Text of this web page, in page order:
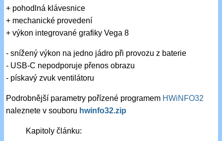
+ pohodlná klávesnice
+ mechanické provedení
+ výkon integrované grafiky Vega 8
- snížený výkon na jedno jádro při provozu z baterie
- USB-C nepodporuje přenos obrazu
- pískavý zvuk ventilátoru
Podrobnější parametry pořízené programem HWiNFO32
naleznete v souboru hwinfo32.zip
Kapitoly článku: